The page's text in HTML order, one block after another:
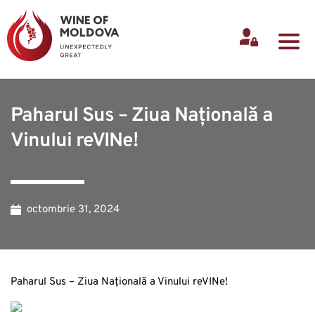
Paharul Sus – Ziua Națională a
Vinului reVINe!
octombrie 31, 2024
Paharul Sus – Ziua Națională a Vinului reVINe!